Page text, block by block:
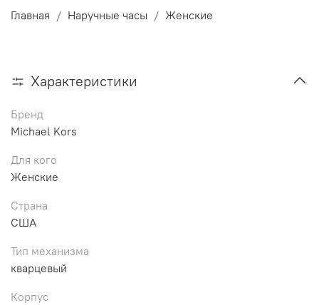
Главная Наручные часы Женские
Характеристики
Бренд
Michael Kors
Для кого
Женские
Страна
США
Тип механизма
кварцевый
Корпус